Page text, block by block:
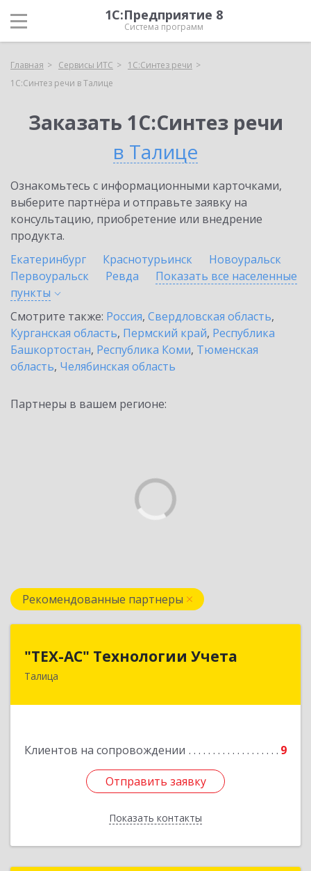
1С:Предприятие 8
Система программ
Главная Сервисы ИТС
1С:Синтез речи
1С:Синтез речи в Талице
Заказать 1С:Синтез речи
в Талице
Ознакомьтесь с информационными карточками,
выберите партнёра и отправьте заявку на
консультацию, приобретение или внедрение
продукта.
Екатеринбург
Краснотурьинск
Новоуральск
Первоуральск
Ревда
Показать все населенные
пункты
Смотрите также: Россия, Свердловская область,
Курганская область, Пермский край, Республика
Башкортостан, Республика Коми, Тюменская
область, Челябинская область
Партнеры в вашем регионе:
Рекомендованные партнеры
"ТЕХ-АС" Технологии Учета
Талица
Клиентов на сопровождении 9
Отправить заявку
Показать контакты
Отправить заявку
Назад